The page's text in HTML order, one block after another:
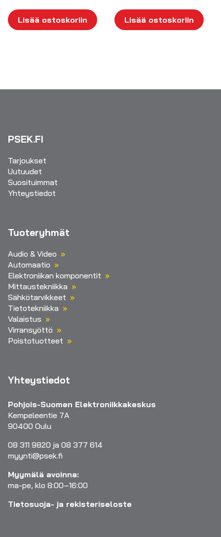
Lisää ostoskoriin Lisää ostoskoriin
PSEK.FI
Tarjoukset
Uutuudet
Suosituimmat
Yhteystiedot
Tuoteryhmät
Audio & Video
Automaatio
Elektroniikan komponentit
Mittaustekniikka
Sähkötarvikkeet
Tietotekniikka
Valaistus
Virransyöttö
Poistotuotteet
Yhteystiedot
Pohjois-Suomen Elektroniikkakeskus
Kempeleentie 7A
90400 Oulu
08 311 9820 ja 08 377 614
myynti@psek.fi
Myymälä avoinna:
ma-pe, klo 8:00–16:00
Tietosuoja- ja rekisteriseloste